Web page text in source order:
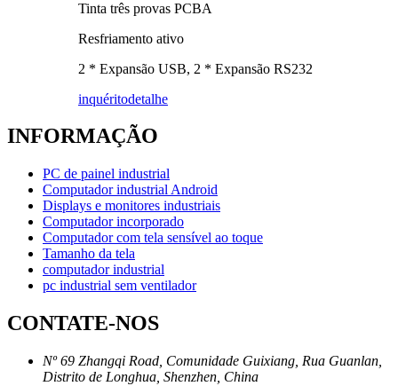
Tinta três provas PCBA
Resfriamento ativo
2 * Expansão USB, 2 * Expansão RS232
inquéritodetalhe
INFORMAÇÃO
PC de painel industrial
Computador industrial Android
Displays e monitores industriais
Computador incorporado
Computador com tela sensível ao toque
Tamanho da tela
computador industrial
pc industrial sem ventilador
CONTATE-NOS
Nº 69 Zhangqi Road, Comunidade Guixiang, Rua Guanlan,
Distrito de Longhua, Shenzhen, China